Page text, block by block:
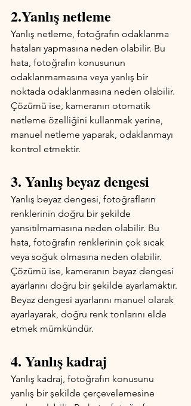
2.Yanlış netleme
Yanlış netleme, fotoğrafın odaklanma
hataları yapmasına neden olabilir. Bu
hata, fotoğrafın konusunun
odaklanmamasına veya yanlış bir
noktada odaklanmasına neden olabilir.
Çözümü ise, kameranın otomatik
netleme özelliğini kullanmak yerine,
manuel netleme yaparak, odaklanmayı
kontrol etmektir.
3. Yanlış beyaz dengesi
Yanlış beyaz dengesi, fotoğrafların
renklerinin doğru bir şekilde
yansıtılmamasına neden olabilir. Bu
hata, fotoğrafın renklerinin çok sıcak
veya soğuk olmasına neden olabilir.
Çözümü ise, kameranın beyaz dengesi
ayarlarını doğru bir şekilde ayarlamaktır.
Beyaz dengesi ayarlarını manuel olarak
ayarlayarak, doğru renk tonlarını elde
etmek mümkündür.
4. Yanlış kadraj
Yanlış kadraj, fotoğrafın konusunu
yanlış bir şekilde çerçevelemesine